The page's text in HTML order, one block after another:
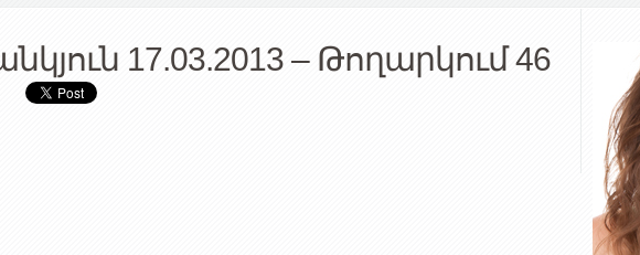
17.03.2013 – Թողարկում 46